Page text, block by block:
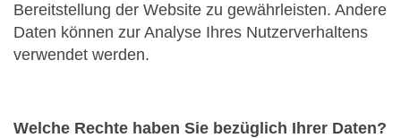
Bereitstellung der Website zu gewährleisten. Andere
Daten können zur Analyse Ihres Nutzerverhaltens
verwendet werden.
Welche Rechte haben Sie bezüglich Ihrer Daten?